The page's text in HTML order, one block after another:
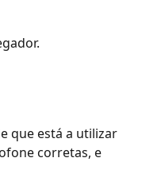
que está a utilizar
corretas, e